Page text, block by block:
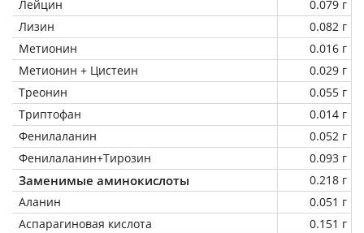
Лейцин
0.079 г
Лизин
0.082 г
Метионин
0.016 г
Метионин + Цистеин
0.029 г
Треонин
0.055 г
Триптофан
0.014 г
Фенилаланин
0.052 г
Фенилаланин+Тирозин
0.093 г
Заменимые аминокислоты
0.218 г
Аланин
0.051 г
Аспарагиновая кислота
0.151 г